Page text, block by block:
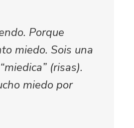
Porque
miedo. Sois una
(risas).
miedo por